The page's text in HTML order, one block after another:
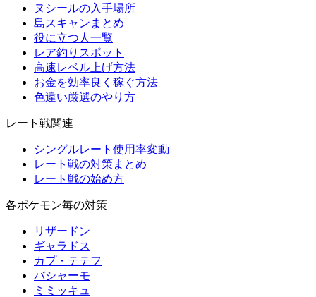
ヌシールの入手場所
島スキャンまとめ
役に立つ人一覧
レア釣りスポット
高速レベル上げ方法
お金を効率良く稼ぐ方法
色違い厳選のやり方
レート戦関連
シングルレート使用率変動
レート戦の対策まとめ
レート戦の始め方
各ポケモン毎の対策
リザードン
ギャラドス
カプ・テテフ
バシャーモ
ミミッキュ